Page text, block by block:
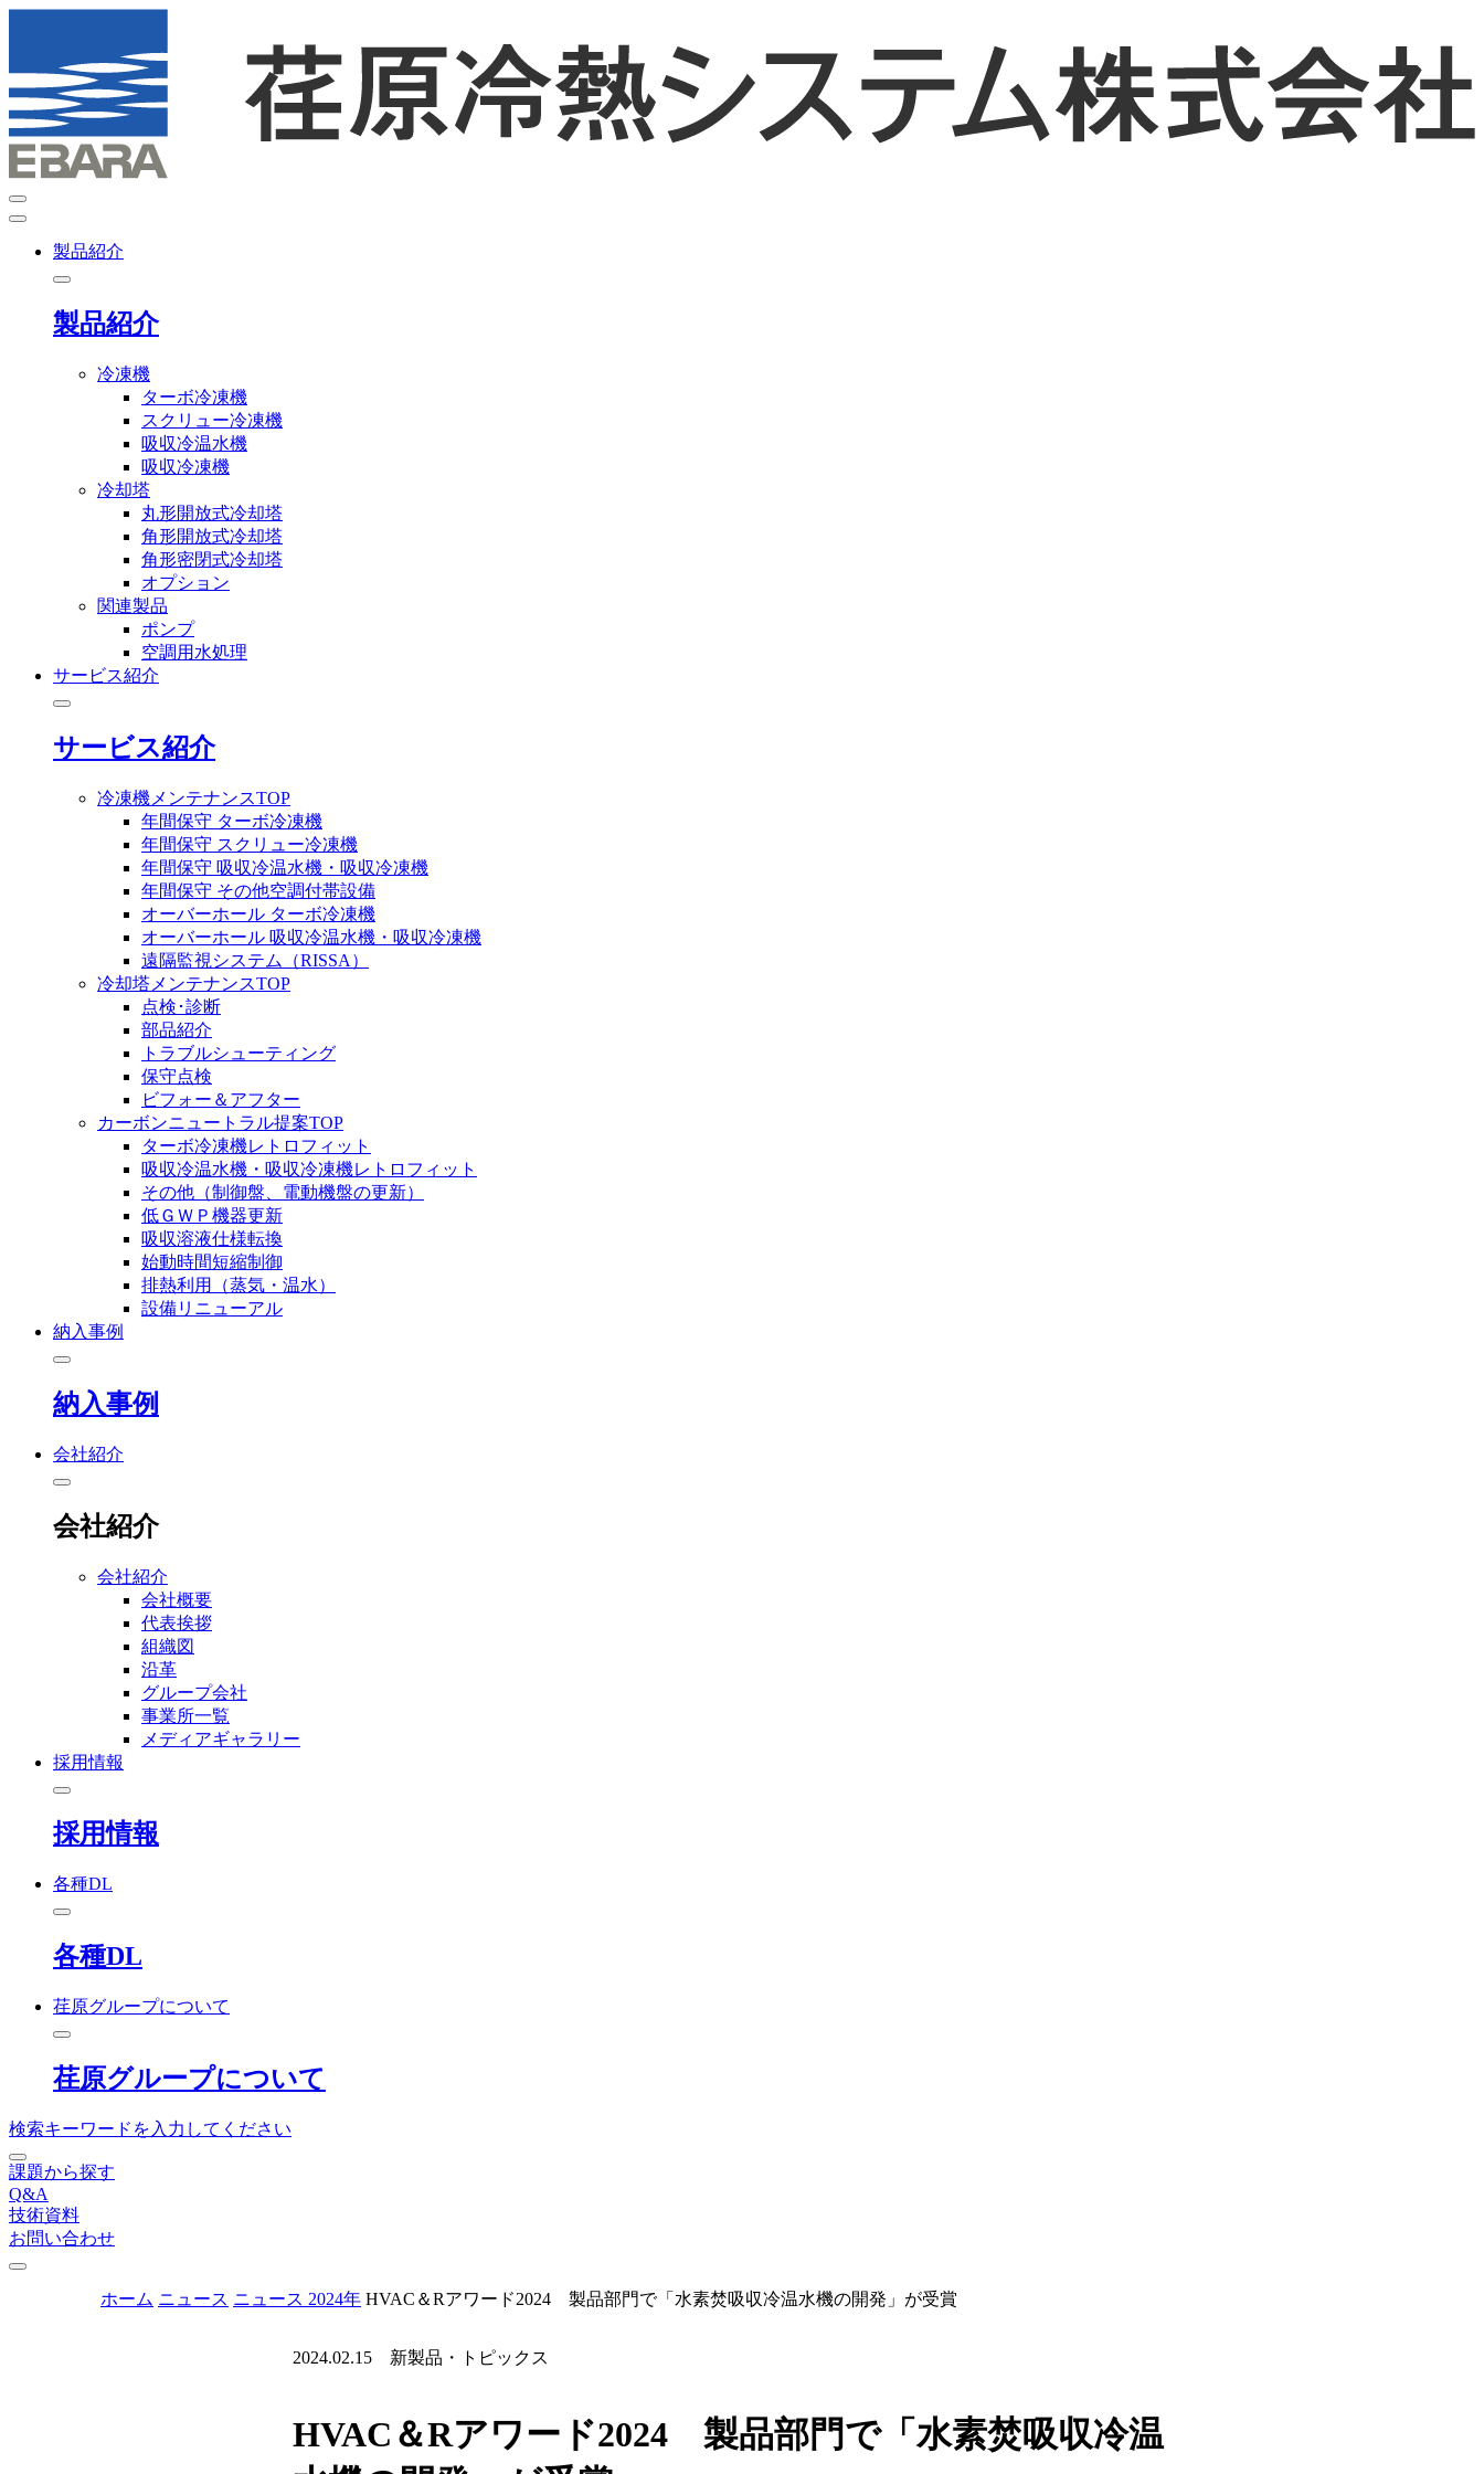
製品紹介
製品紹介
冷凍機
ターボ冷凍機
スクリュー冷凍機
吸収冷温水機
吸収冷凍機
冷却塔
丸形開放式冷却塔
角形開放式冷却塔
角形密閉式冷却塔
オプション
関連製品
ポンプ
空調用水処理
サービス紹介
サービス紹介
冷凍機メンテナンスTOP
年間保守 ターボ冷凍機
年間保守 スクリュー冷凍機
年間保守 吸収冷温水機・吸収冷凍機
年間保守 その他空調付帯設備
オーバーホール ターボ冷凍機
オーバーホール 吸収冷温水機・吸収冷凍機
遠隔監視システム（RISSA）
冷却塔メンテナンスTOP
点検･診断
部品紹介
トラブルシューティング
保守点検
ビフォー＆アフター
カーボンニュートラル提案TOP
ターボ冷凍機レトロフィット
吸収冷温水機・吸収冷凍機レトロフィット
その他（制御盤、電動機盤の更新）
低ＧＷＰ機器更新
吸収溶液仕様転換
始動時間短縮制御
排熱利用（蒸気・温水）
設備リニューアル
納入事例
納入事例
会社紹介
会社紹介
会社紹介
会社概要
代表挨拶
組織図
沿革
グループ会社
事業所一覧
メディアギャラリー
採用情報
採用情報
各種DL
各種DL
荏原グループについて
荏原グループについて
検索キーワードを入力してください
課題から探す
Q&A
技術資料
お問い合わせ
ホーム ニュース ニュース 2024年 HVAC＆Rアワード2024 製品部門で「水素焚吸収冷温水機の開発」が受賞
2024.02.15 新製品・トピックス
HVAC＆Rアワード2024 製品部門で「水素焚吸収冷温